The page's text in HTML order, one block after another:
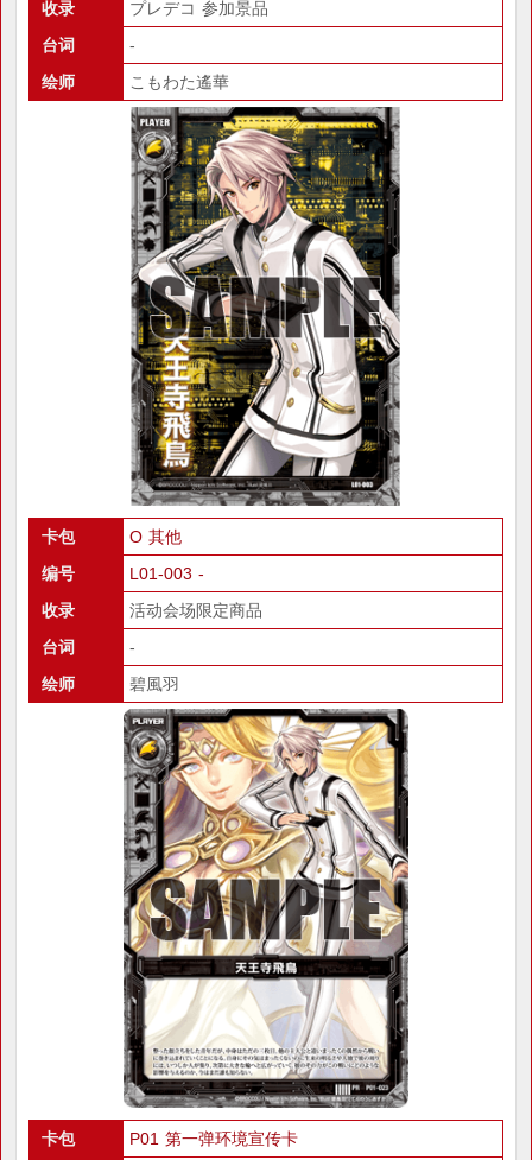
收录
プレデコ 参加景品
台词
-
绘师
こもわた遙華
卡包
O 其他
编号
L01-003 -
收录
活动会场限定商品
台词
-
绘师
碧風羽
卡包
P01 第一弹环境宣传卡